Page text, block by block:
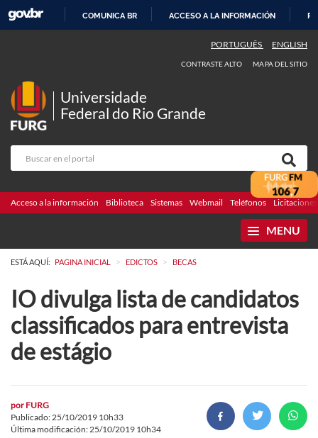
CONTENIDO
COMUNICA BR ACCESO A LA INFORMACIÓN
PORTUGUÊS ENGLISH
CONTRASTE ALTO MAPA DEL SITIO
Universidade
Federal do Rio Grande
Acceso a la información Biblioteca Sistemas Webmail Teléfonos Licitaciones
MENU
ESTÁ AQUÍ: PAGINA INICIAL > EDICTOS > BECAS
IO divulga lista de candidatos
classificados para entrevista
de estágio
por FURG
Publicado: 25/10/2019 10h33
Última modificación: 25/10/2019 10h34